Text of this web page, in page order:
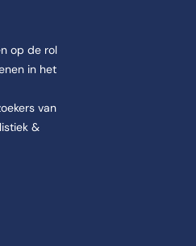
op de rol
in het
van
&